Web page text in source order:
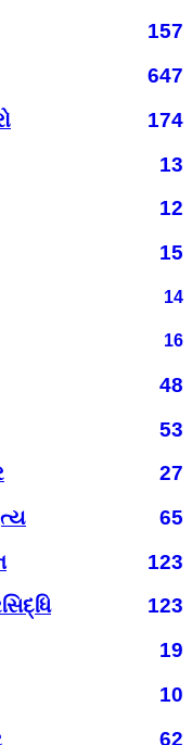
157
647
174
13
12
15
14
16
48
53
27
65
123
123
19
10
62